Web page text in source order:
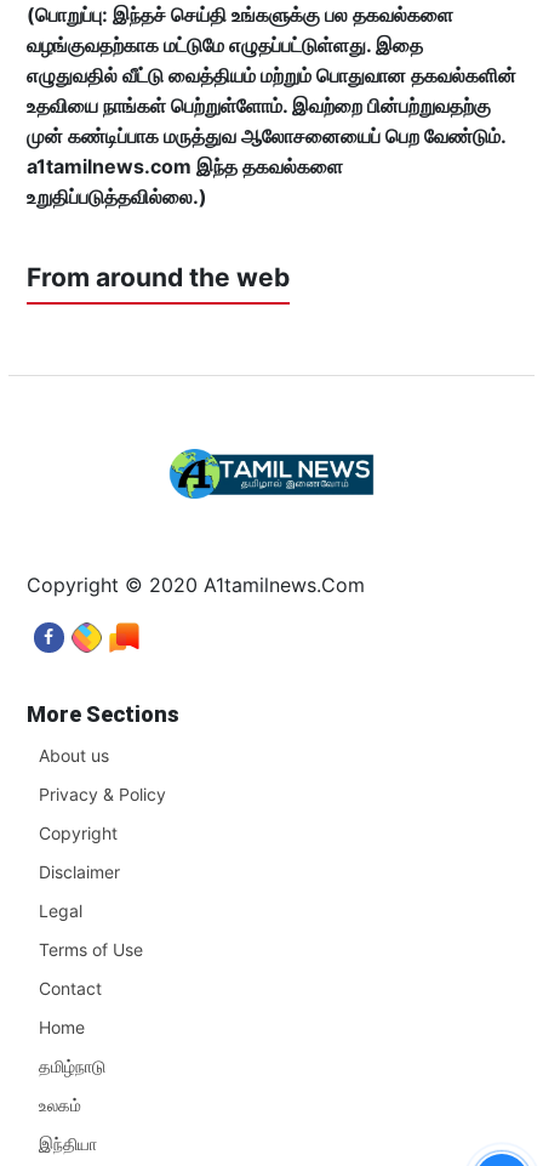
(பொறுப்பு: இந்தச் செய்தி உங்களுக்கு பல தகவல்களை
வழங்குவதற்காக மட்டுமே எழுதப்பட்டுள்ளது. இதை
எழுதுவதில் வீட்டு வைத்தியம் மற்றும் பொதுவான தகவல்களின்
உதவியை நாங்கள் பெற்றுள்ளோம். இவற்றை பின்பற்றுவதற்கு
முன் கண்டிப்பாக மருத்துவ ஆலோசனையைப் பெற வேண்டும்.
a1tamilnews.com இந்த தகவல்களை
உறுதிப்படுத்தவில்லை.)
From around the web
Copyright © 2020 A1tamilnews.Com
More Sections
About us
Privacy & Policy
Copyright
Disclaimer
Legal
Terms of Use
Contact
Home
தமிழ்நாடு
உலகம்
இந்தியா